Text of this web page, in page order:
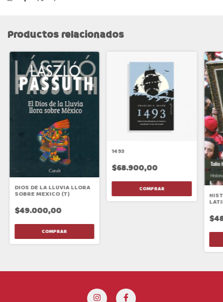
Productos relacionados
DIOS DE LA LLUVIA LLORA
SOBRE MEXICO (T)
$49.000,00
1493
$68.900,00